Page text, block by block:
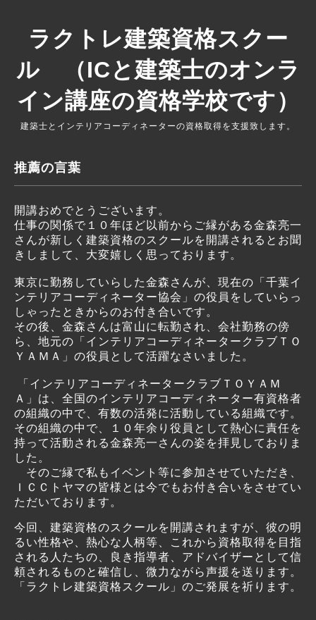
ラクトレ建築資格スクー
ル （ICと建築士のオンラ
イン講座の資格学校です）
建築士とインテリアコーディネーターの資格取得を支援致します。
推薦の言葉
開講おめでとうございます。
仕事の関係で１０年ほど以前からご縁がある金森亮一
さんが新しく建築資格のスクールを開講されるとお聞
きしまして、大変嬉しく思っております。
東京に勤務していらした金森さんが、現在の「千葉イ
ンテリアコーディネーター協会」の役員をしていらっ
しゃったときからのお付き合いです。
その後、金森さんは富山に転勤され、会社勤務の傍
ら、地元の「インテリアコーディネータークラブＴＯ
ＹＡＭＡ」の役員として活躍なさいました。
「インテリアコーディネータークラブＴＯＹＡＭ
Ａ」は、全国のインテリアコーディネーター有資格者
の組織の中で、有数の活発に活動している組織です。
その組織の中で、１０年余り役員として熱心に責任を
持って活動される金森亮一さんの姿を拝見しておりま
した。
そのご縁で私もイベント等に参加させていただき、
ＩＣＣトヤマの皆様とは今でもお付き合いをさせてい
ただいております。
今回、建築資格のスクールを開講されますが、彼の明
るい性格や、熱心な人柄等、これから資格取得を目指
される人たちの、良き指導者、アドバイザーとして信
頼されるものと確信し、微力ながら声援を送ります。
「ラクトレ建築資格スクール」のご発展を祈ります。